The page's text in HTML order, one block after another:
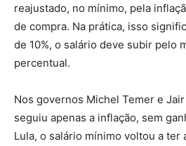
reajustado, no mínimo, pela
de compra. Na prática, isso
de 10%, o salário deve subir pelo
percentual.
Nos governos Michel Temer e
seguiu apenas a inflação, sem
Lula, o salário mínimo voltou a ter